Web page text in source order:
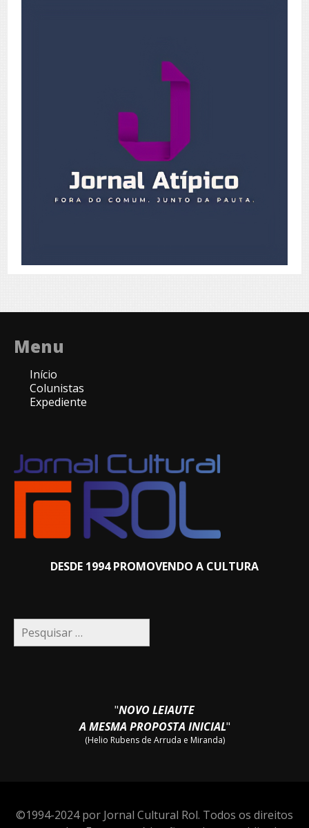
Menu
Início
Colunistas
Expediente
DESDE 1994 PROMOVENDO A CULTURA
Pesquisar
por:
"NOVO LEIAUTE
A MESMA PROPOSTA INICIAL"
(Helio Rubens de Arruda e Miranda)
©1994-2024 por Jornal Cultural Rol. Todos os direitos